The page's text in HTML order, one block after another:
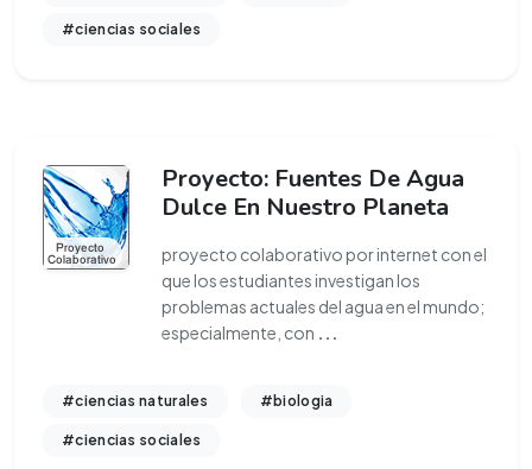
#ciencias sociales
Proyecto: Fuentes De Agua
Dulce En Nuestro Planeta
proyecto colaborativo por internet con el
que los estudiantes investigan los
problemas actuales del agua en el mundo;
especialmente, con ...
#ciencias naturales #biologia
#ciencias sociales